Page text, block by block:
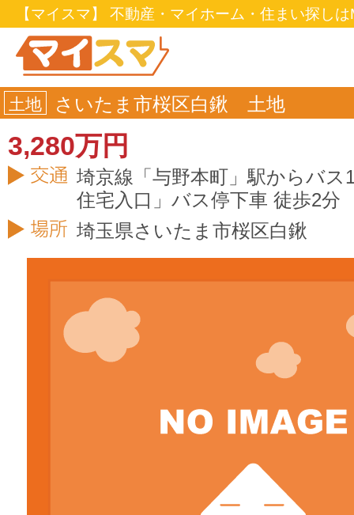
【マイスマ】 不動産・マイホーム・住まい探し
土地 さいたま市桜区白鍬 土地
3,280万円
埼京線「与野本町」駅からバス
住宅入口」バス停下車 徒歩2分
埼玉県さいたま市桜区白鍬